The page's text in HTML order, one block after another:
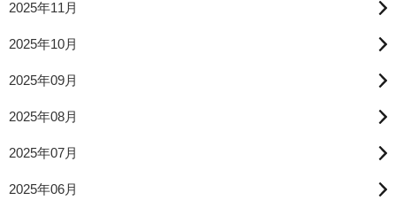
2025年11月
2025年10月
2025年09月
2025年08月
2025年07月
2025年06月